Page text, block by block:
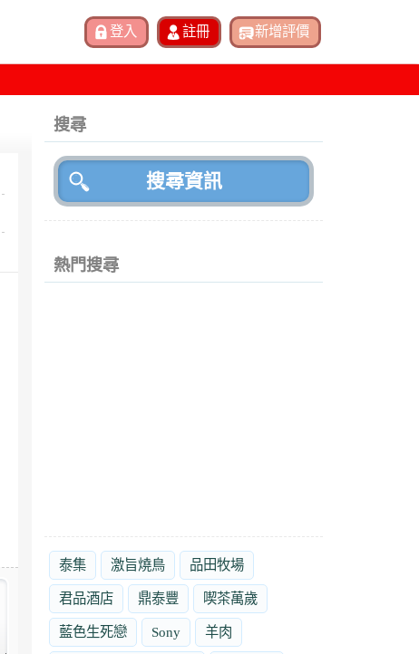
搜尋
熱門搜尋
泰集 激旨燒鳥 品田牧場
君品酒店 鼎泰豐 喫茶萬歲
藍色生死戀 Sony 羊肉